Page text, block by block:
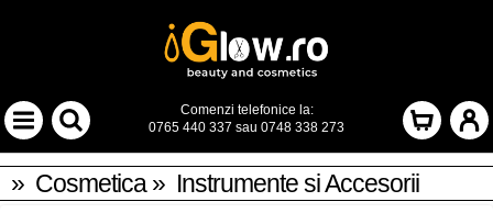
Comenzi telefonice la:
0765 440 337 sau 0748 338 273
» Cosmetica» Instrumente si Accesorii